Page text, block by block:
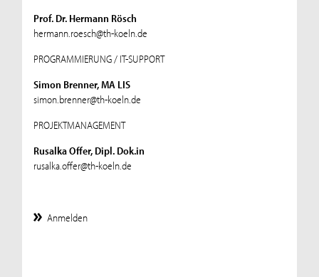
Prof. Dr. Hermann Rösch
hermann.roesch@th-koeln.de
PROGRAMMIERUNG / IT-SUPPORT
Simon Brenner, MA LIS
simon.brenner@th-koeln.de
PROJEKTMANAGEMENT
Rusalka Offer, Dipl. Dok.in
rusalka.offer@th-koeln.de
Anmelden